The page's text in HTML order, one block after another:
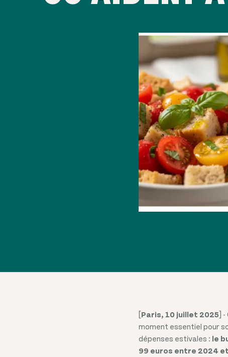
[Paris, 10 juillet 2025] -
moment essentiel pour
dépenses estivales : le
99 euros entre 2024